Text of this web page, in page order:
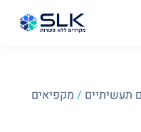
תעשיתיים / מקפיאים